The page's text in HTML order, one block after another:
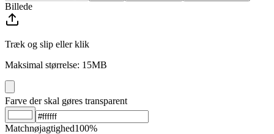
Billede
Træk og slip eller klik
Maksimal størrelse: 15MB
Farve der skal gøres transparent
Matchnøjagtighed100%